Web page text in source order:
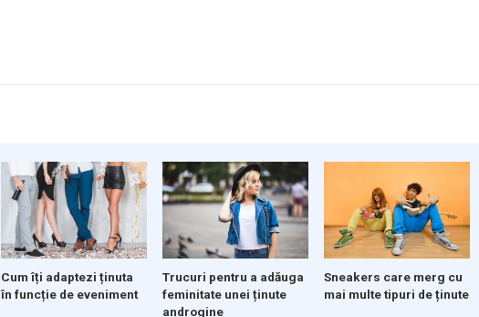
Cum îți adaptezi ținuta
în funcție de eveniment
Trucuri pentru a adăuga
feminitate unei ținute
androgine
Sneakers care merg cu
mai multe tipuri de ținute